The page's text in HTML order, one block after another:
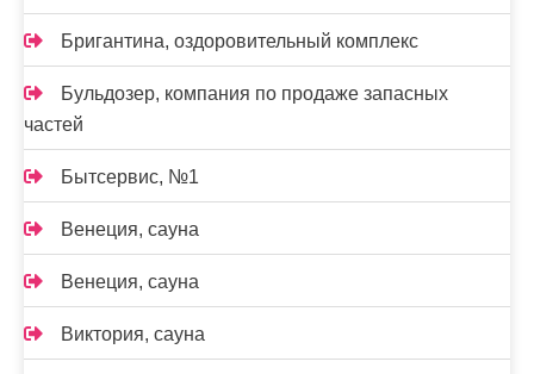
Бригантина, оздоровительный комплекс
Бульдозер, компания по продаже запасных
частей
Бытсервис, №1
Венеция, сауна
Венеция, сауна
Виктория, сауна